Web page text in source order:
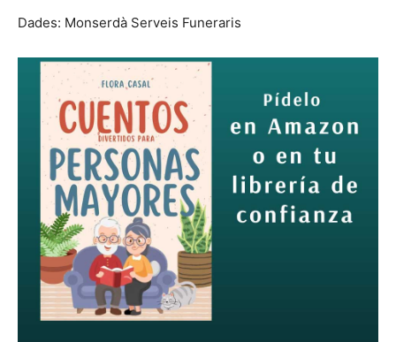
Dades: Monserdà Serveis Funeraris